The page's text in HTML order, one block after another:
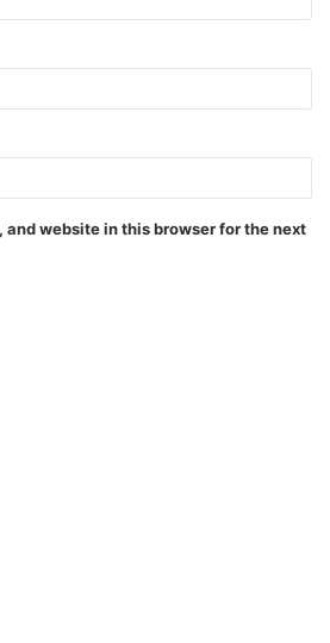
and website in this browser for the next